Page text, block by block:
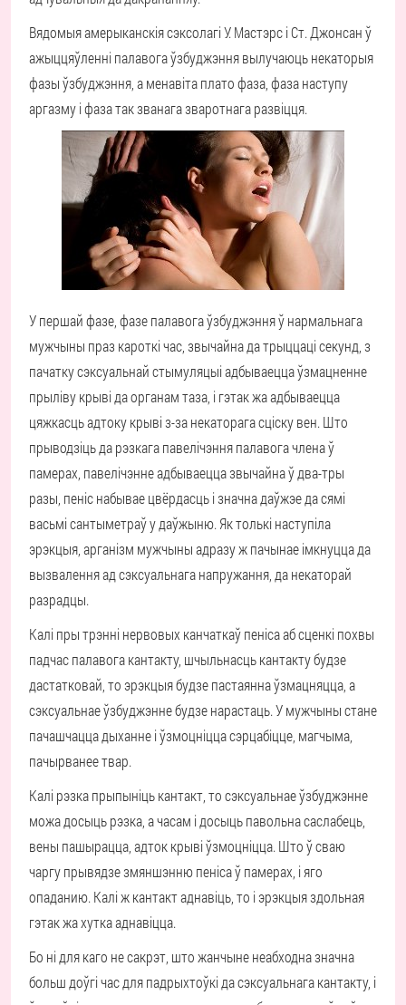
Вядомыя амерыканскія сэксолагі У. Мастэрс і Ст. Джонсан ў
ажыццяўленні палавога ўзбуджэння вылучаюць некаторыя
фазы ўзбуджэння, а менавіта плато фаза, фаза наступу
аргазму і фаза так званага зваротнага развіцця.
У першай фазе, фазе палавога ўзбуджэння ў нармальнага
мужчыны праз кароткі час, звычайна да трыццаці секунд, з
пачатку сэксуальнай стымуляцыі адбываецца ўзмацненне
прыліву крыві да органам таза, і гэтак жа адбываецца
цяжкасць адтоку крыві з-за некаторага сціску вен. Што
прыводзіць да рэзкага павелічэння палавога члена ў
памерах, павелічэнне адбываецца звычайна ў два-тры
разы, пеніс набывае цвёрдасць і значна даўжэе да сямі
васьмі сантыметраў у даўжыню. Як толькі наступіла
эрэкцыя, арганізм мужчыны адразу ж пачынае імкнуцца да
вызвалення ад сэксуальнага напружання, да некаторай
разрадцы.
Калі пры трэнні нервовых канчаткаў пеніса аб сценкі похвы
падчас палавога кантакту, шчыльнасць кантакту будзе
дастатковай, то эрэкцыя будзе пастаянна ўзмацняцца, а
сэксуальнае ўзбуджэнне будзе нарастаць. У мужчыны стане
пачашчацца дыханне і ўзмоцніцца сэрцабіцце, магчыма,
пачырванее твар.
Калі рэзка прыпыніць кантакт, то сэксуальнае ўзбуджэнне
можа досыць рэзка, а часам і досыць павольна саслабець,
вены пашырацца, адток крыві ўзмоцніцца. Што ў сваю
чаргу прывядзе змяншэнню пеніса ў памерах, і яго
опаданию. Калі ж кантакт аднавіць, то і эрэкцыя здольная
гэтак жа хутка аднавіцца.
Бо ні для каго не сакрэт, што жанчыне неабходна значна
больш доўгі час для падрыхтоўкі да сэксуальнага кантакту, і